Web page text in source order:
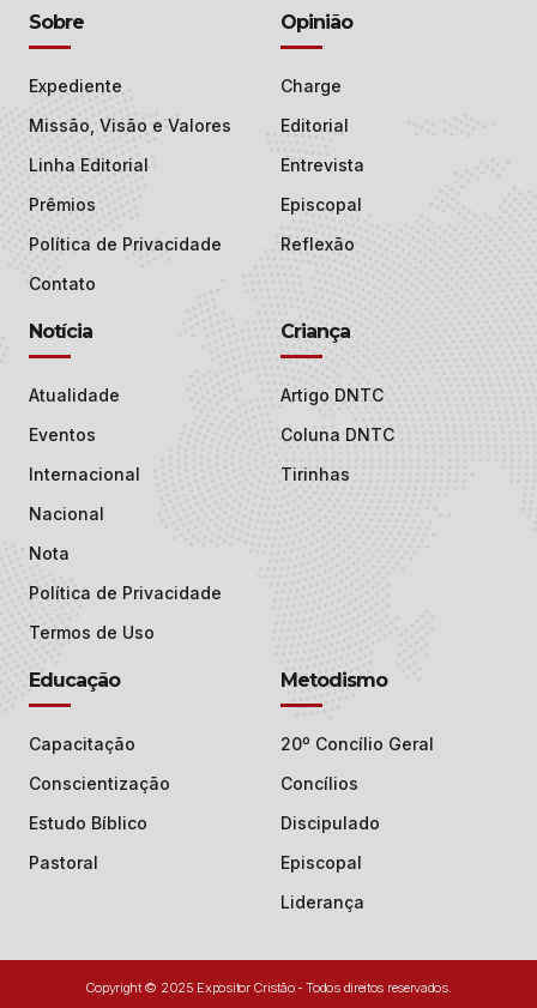
Sobre
Expediente
Missão, Visão e Valores
Linha Editorial
Prêmios
Política de Privacidade
Contato
Opinião
Charge
Editorial
Entrevista
Episcopal
Reflexão
Notícia
Atualidade
Eventos
Internacional
Nacional
Nota
Política de Privacidade
Termos de Uso
Criança
Artigo DNTC
Coluna DNTC
Tirinhas
Educação
Capacitação
Conscientização
Estudo Bíblico
Pastoral
Metodismo
20º Concílio Geral
Concílios
Discipulado
Episcopal
Liderança
Copyright © 2025 Expositor Cristão - Todos direitos reservados.